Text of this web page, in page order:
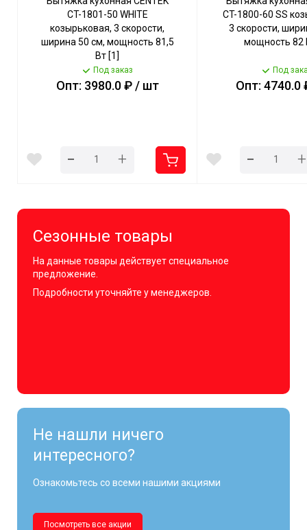
CT-1801-50 WHITE
козырьковая, 3 скорости,
ширина 50 см, мощность 81,5
Вт [1]
Под заказ
Опт: 3980.0 ₽ / шт
- +
CT-1800-60 SS
3 скорости,
мощность 82
Под
Опт: 4740.0
- +
Сезонные товары
На данные товары действует специальное
предложение.
Подробности уточняйте у менеджеров.
Не нашли ничего
интересного?
Ознакомьтесь со всеми нашими акциями
Посмотреть все акции